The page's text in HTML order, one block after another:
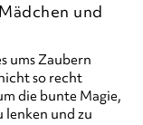
und
ums Zaubern
so recht
die bunte Magie,
lenken und zu